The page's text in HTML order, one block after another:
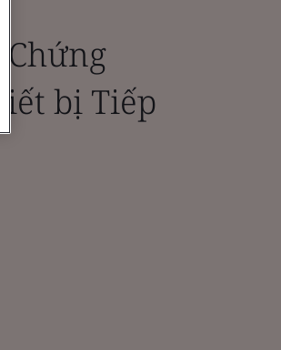
bị Tiếp